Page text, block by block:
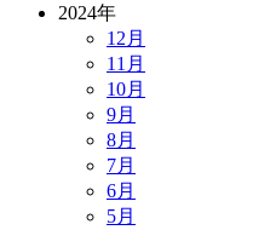
2024年
12月
11月
10月
9月
8月
7月
6月
5月